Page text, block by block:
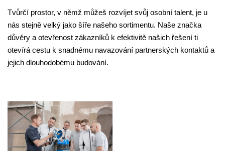
Tvůrčí prostor, v němž můžeš rozvíjet svůj osobní talent, je u
nás stejně velký jako šíře našeho sortimentu. Naše značka
důvěry a otevřenost zákazníků k efektivitě našich řešení ti
otevírá cestu k snadnému navazování partnerských kontaktů a
jejich dlouhodobému budování.